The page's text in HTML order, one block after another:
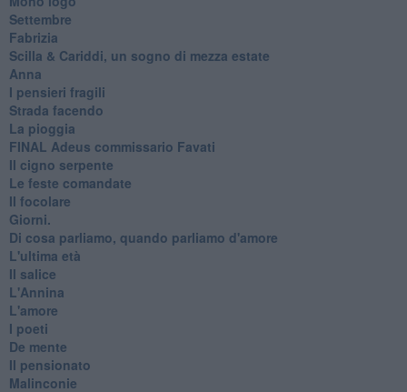
Settembre
Fabrizia
​Scilla & Cariddi, un sogno di mezza estate
Anna
I pensieri fragili
Strada facendo
La pioggia
FINAL Adeus commissario Favati
Il cigno serpente
Le feste comandate
Il focolare
Giorni.
Di cosa parliamo, quando parliamo d'amore
L'ultima età
Il salice
L'Annina
L'amore
I poeti
De mente
Il pensionato
Malinconie